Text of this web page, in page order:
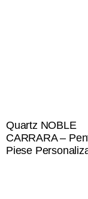
Quartz NOBLE
CARRARA –
Piese